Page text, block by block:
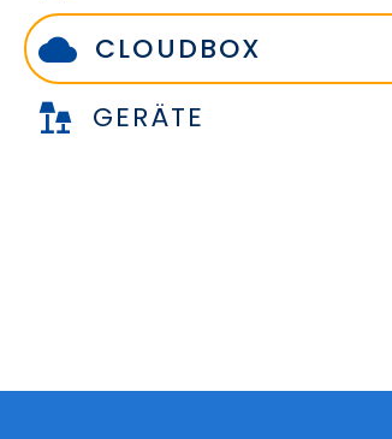
CLOUDBOX
GERÄTE